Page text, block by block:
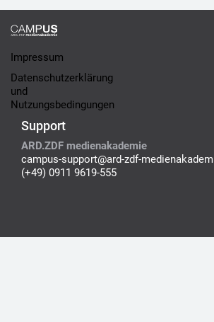
Impressum
Datenschutzerklärung
und
Nutzungsbedingungen
Support
ARD.ZDF medienakademie
campus-support@ard-zdf-
(+49) 0911 9619-555